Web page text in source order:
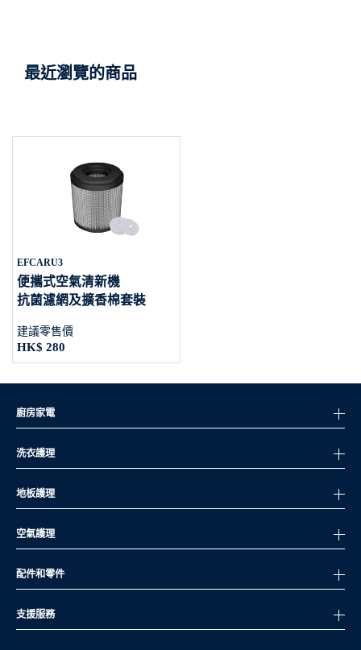
最近瀏覽的商品
EFCARU3
便攜式空氣清新機
抗菌濾網及擴香棉套裝
建議零售價
HK$ 280
廚房家電
洗衣護理
地板護理
空氣護理
配件和零件
支援服務